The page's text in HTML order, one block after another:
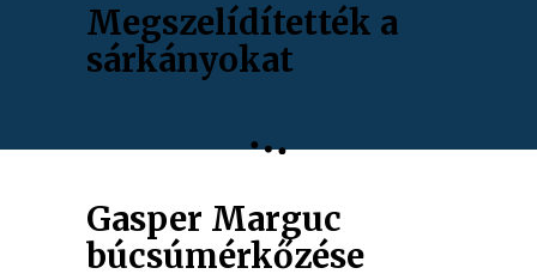
Megszelídítették a
sárkányokat
Gasper Marguc
búcsúmérkőzése